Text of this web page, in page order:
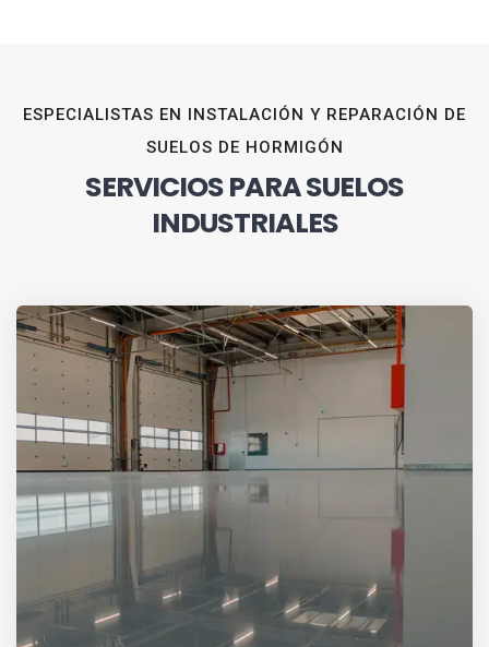
ESPECIALISTAS EN INSTALACIÓN Y REPARACIÓN DE
SUELOS DE HORMIGÓN
SERVICIOS PARA SUELOS
INDUSTRIALES